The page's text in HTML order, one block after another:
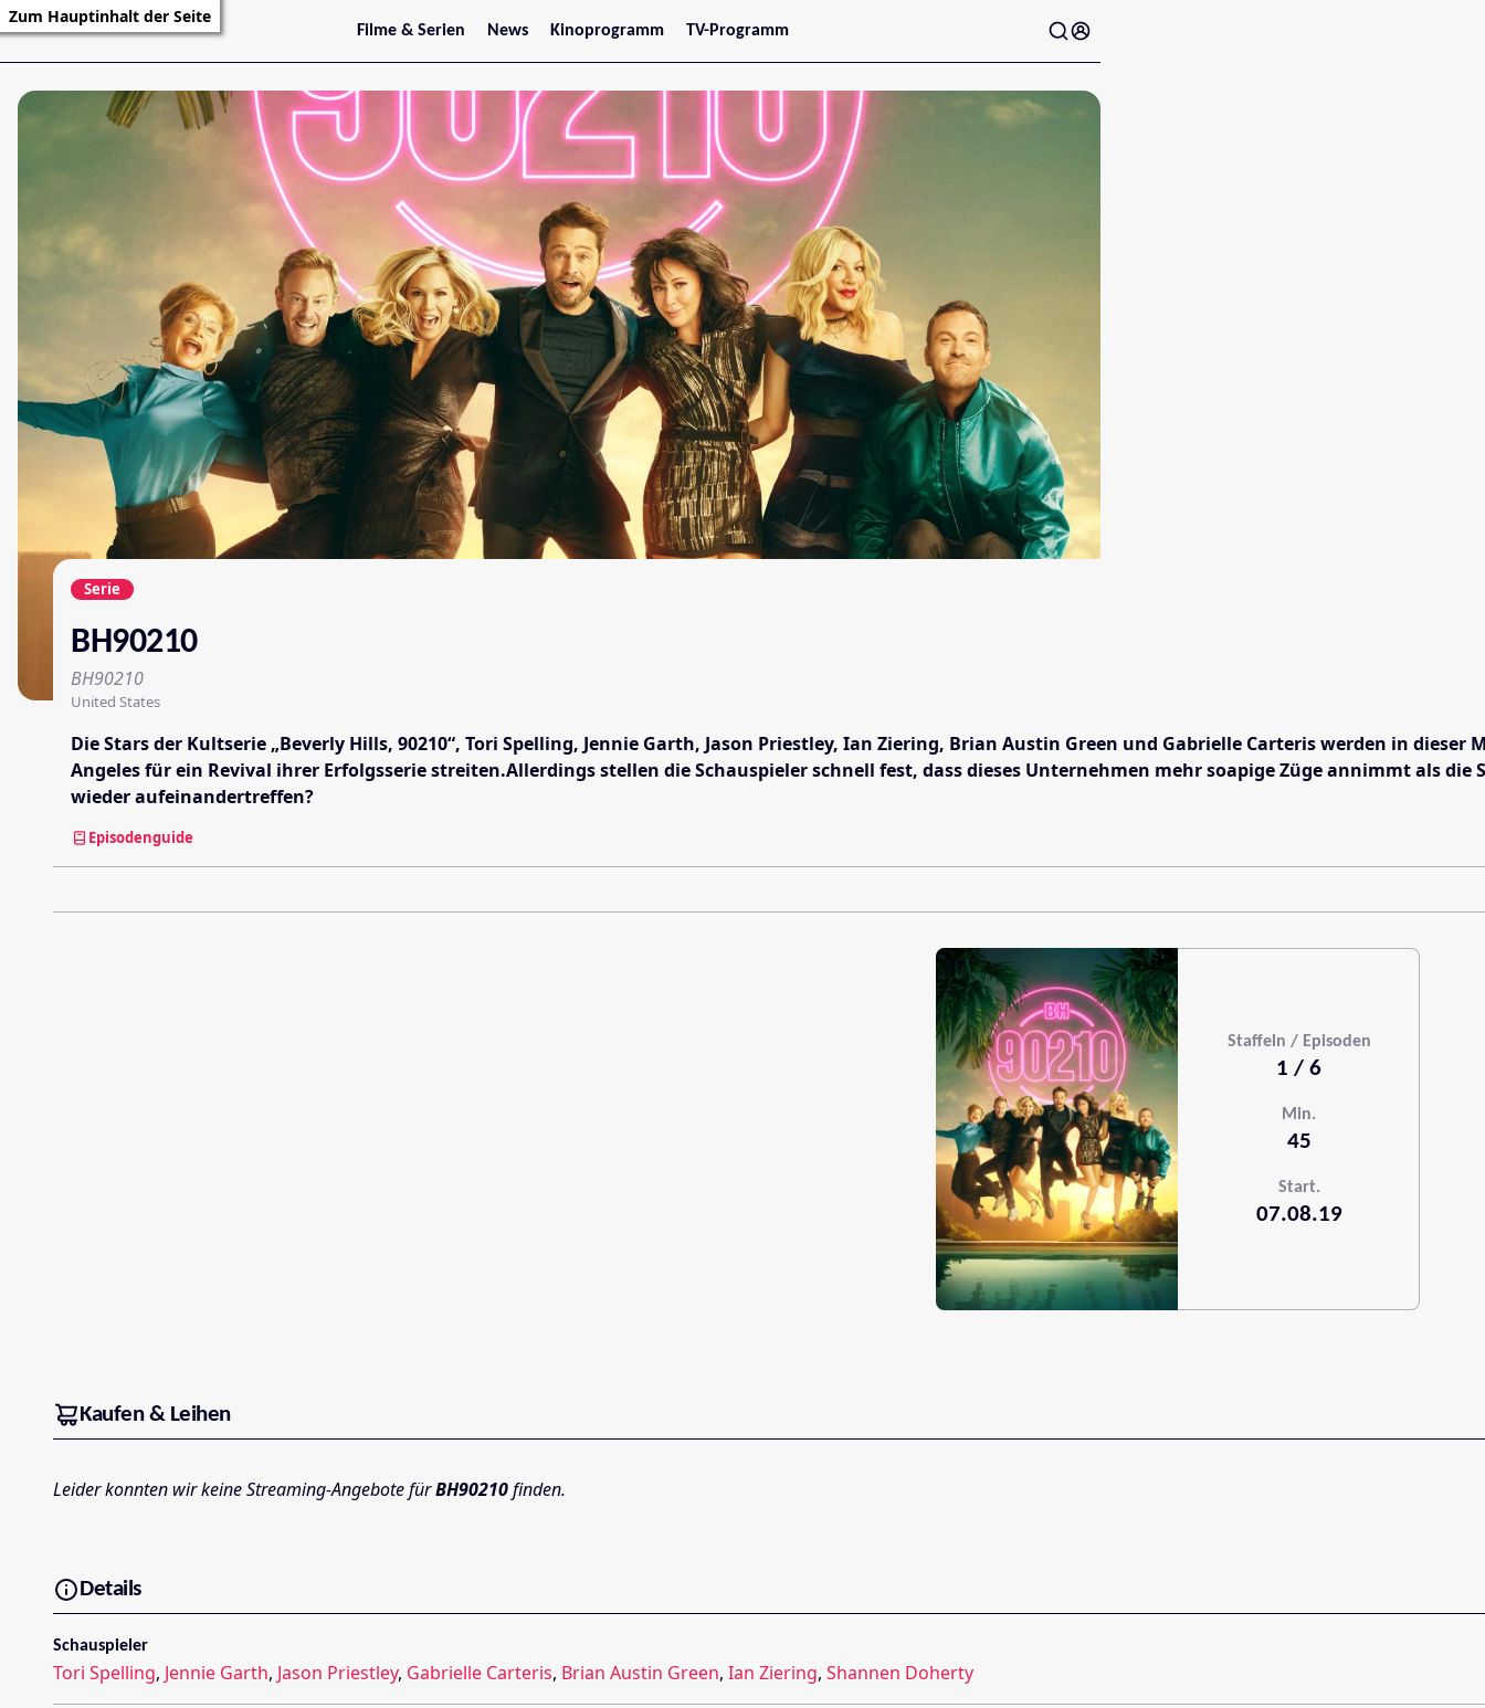
Zum Hauptinhalt der Seite
Filme & Serien
Trailer
News
Stars
Kinoprogramm
Jetzt im Kino
Wien
Niederösterreich
Oberösterreich
Steiermark
Burgenland
Kärnten
Salzburg
Tirol
Vorarlberg
TV-Programm
Serie
BH90210
BH90210
United States
Die Stars der Kultserie „Beverly Hills, 90210“, Tori Spelling, Jennie Garth, Jason Priestley, Ian Ziering, Brian Austin Green und Gabrielle Carteris werden in
Angeles für ein Revival ihrer Erfolgsserie streiten.Allerdings stellen die Schauspieler schnell fest, dass dieses Unternehmen mehr soapige Züge annimmt als
wieder aufeinandertreffen?
Episodenguide
Staffeln / Episoden
1 / 6
Min.
45
Start.
07.08.19
Kaufen & Leihen
Leider konnten wir keine Streaming-Angebote fürBH90210finden.
Details
Schauspieler
Tori Spelling, Jennie Garth, Jason Priestley, Gabrielle Carteris, Brian Austin Green, Ian Ziering, Shannen Doherty